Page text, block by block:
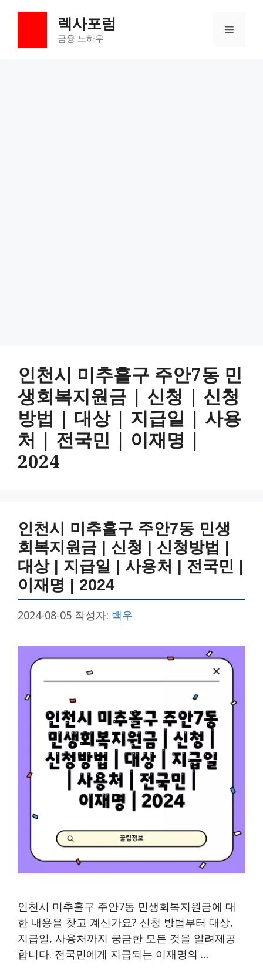
렉사포럼
금융 노하우
메
인천시 미추홀구 주안7동 민
생회복지원금 | 신청 | 신청
방법 | 대상 | 지급일 | 사용
처 | 전국민 | 이재명 |
2024
인천시 미추홀구 주안7동 민생
회복지원금 | 신청 | 신청방법 |
대상 | 지급일 | 사용처 | 전국민 |
이재명 | 2024
2024-08-05 작성자: 백우
인천시 미추홀구 주안7동 민생회복지원금에 대
한 내용을 찾고 계신가요? 신청 방법부터 대상,
지급일, 사용처까지 궁금한 모든 것을 알려제공
합니다. 전국민에게 지급되는 이재명의 …